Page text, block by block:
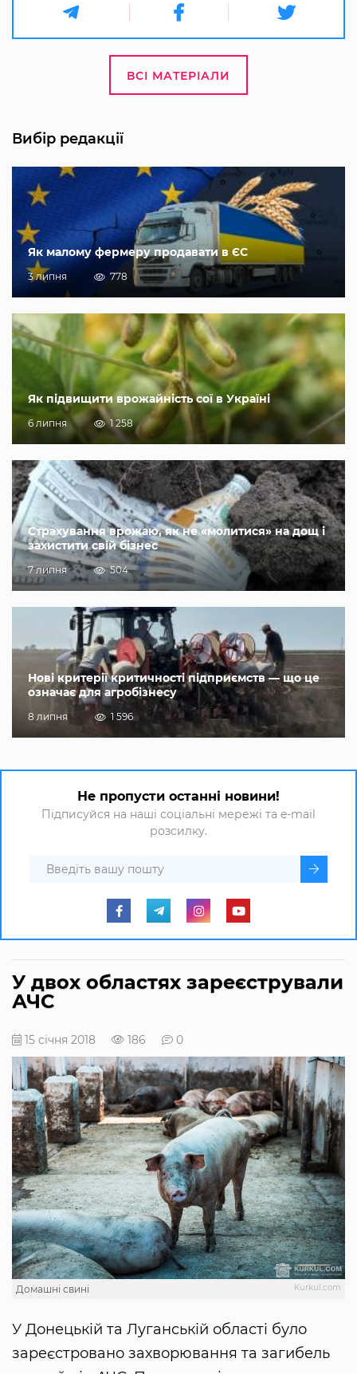
ВСІ МАТЕРІАЛИ
Вибір редакції
Як малому фермеру продавати в ЄС
3 липня 778
Як підвищити врожайність сої в Україні
6 липня 1 258
Страхування врожаю, як не «молитися» на дощ і
захистити свій бізнес
7 липня 504
Нові критерії критичності підприємств — що це
означає для агробізнесу
8 липня 1 596
Не пропусти останні новини!
Підписуйся на наші соціальні мережі та e-mail
розсилку.
У двох областях зареєстрували
АЧС
15 січня 2018 186 0
Kurkul.com
Домашні свині
У Донецькій та Луганській області було
зареєстровано захворювання та загибель